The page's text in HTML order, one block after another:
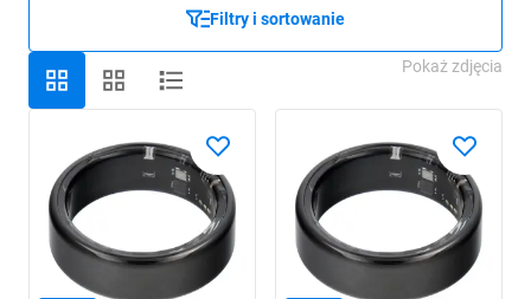
Filtry i sortowanie
Pokaż zdjęcia